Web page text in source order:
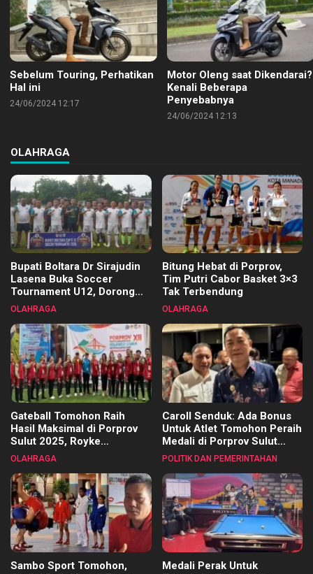
Sebelum Touring, Perhatikan
Hal ini
24/06/2024 12:17
Motor Oleng saat Dikendarai?
Kenali Beberapa
Penyebabnya
24/06/2024 12:13
OLAHRAGA
Bupati Boltara Dr Sirajudin
Lasena Buka Soccer
Tournament U12, Dorong
Pembinaan Merata di Setiap
OLAHRAGA
Bitung Hebat di Porprov,
Tim Putri Cabor Basket 3×3
Tak Terbendung
OLAHRAGA
Gateball Tomohon Raih
Hasil Maksimal di Porprov
Sulut 2025, Royke
Tangkawarouw Ucapkan
OLAHRAGA
Caroll Senduk: Ada Bonus
Untuk Atlet Tomohon Peraih
Medali di Porprov Sulut
2025
POLITIK DAN PEMERINTAHAN
Sambo Sport Tomohon,
Medali Perak Untuk